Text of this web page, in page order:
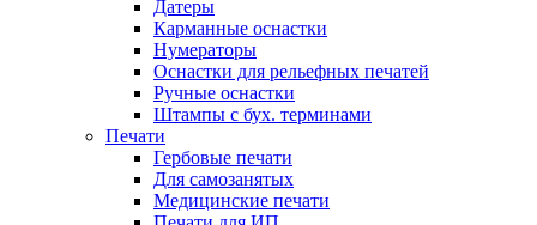
Датеры
Карманные оснастки
Нумераторы
Оснастки для рельефных печатей
Ручные оснастки
Штампы с бух. терминами
Печати
Гербовые печати
Для самозанятых
Медицинские печати